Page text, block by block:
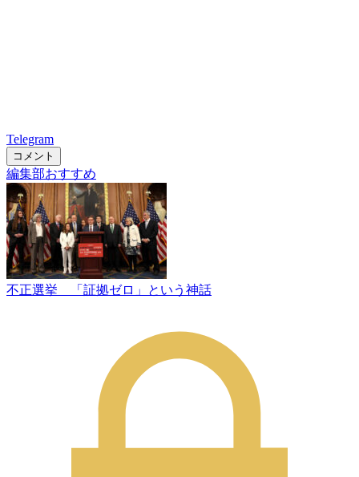
Telegram
コメント
編集部おすすめ
不正選挙 「証拠ゼロ」という神話